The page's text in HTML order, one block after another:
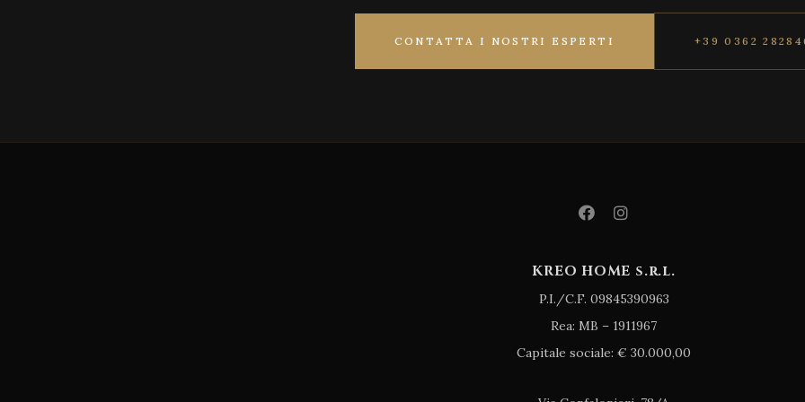
CONTATTA I NOSTRI ESPERTI +39 0362
KREO HOME s.r.l.
P.I./C.F. 09845390963
Rea: MB – 1911967
Capitale sociale: € 30.000,00